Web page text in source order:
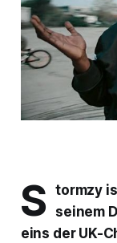
S
tormzy
seinem
eins der UK-